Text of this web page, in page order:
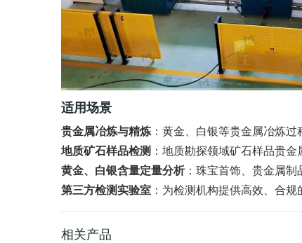
适用场景
贵金属冶炼与精炼：黄金、白银等贵金属冶炼
地质矿石样品检测 ：地质勘探领域矿石样品贵
黄金、白银含量定量分析：珠宝首饰、贵金属制
第三方检测实验室 ：为检测机构提供高效、合
相关产品